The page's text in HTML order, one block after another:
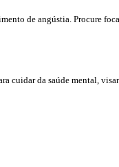
de angústia. Procure
cuidar da saúde mental,